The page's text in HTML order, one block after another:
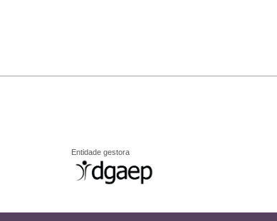
Entidade gestora